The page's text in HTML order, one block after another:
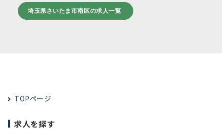
埼玉県さいたま市南区の求人一覧
TOPページ
求人を探す